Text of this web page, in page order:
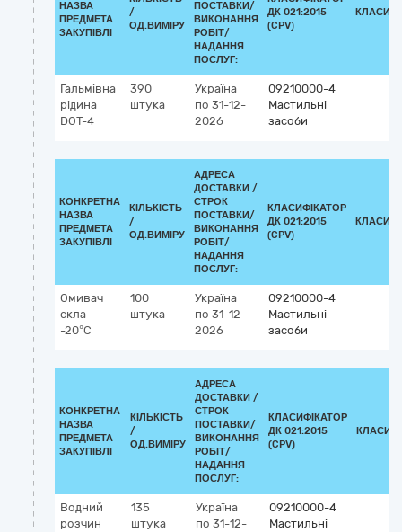
НАЗВА
ПРЕДМЕТА
ЗАКУПІВЛІ
/
ОД.ВИМІРУ
ПОСТАВКИ/
ВИКОНАННЯ
РОБІТ/
НАДАННЯ
ПОСЛУГ:
ДК 021:2015
(CPV)
Гальмівна
рідина
DOT-4
390
штука
Україна
по 31-12-
2026
09210000-4
Мастильні
засоби
КОНКРЕТНА
НАЗВА
ПРЕДМЕТА
ЗАКУПІВЛІ
КІЛЬКІСТЬ
/
ОД.ВИМІРУ
АДРЕСА
ДОСТАВКИ /
СТРОК
ПОСТАВКИ/
ВИКОНАННЯ
РОБІТ/
НАДАННЯ
ПОСЛУГ:
КЛАСИФІКАТОР
ДК 021:2015
(CPV)
Омивач
скла
-20°C
100
штука
Україна
по 31-12-
2026
09210000-4
Мастильні
засоби
КОНКРЕТНА
НАЗВА
ПРЕДМЕТА
ЗАКУПІВЛІ
КІЛЬКІСТЬ
/
ОД.ВИМІРУ
АДРЕСА
ДОСТАВКИ /
СТРОК
ПОСТАВКИ/
ВИКОНАННЯ
РОБІТ/
НАДАННЯ
ПОСЛУГ:
КЛАСИФІКАТОР
ДК 021:2015
(CPV)
Водний
розчин
135
штука
Україна
по 31-12-
09210000-4
Мастильні